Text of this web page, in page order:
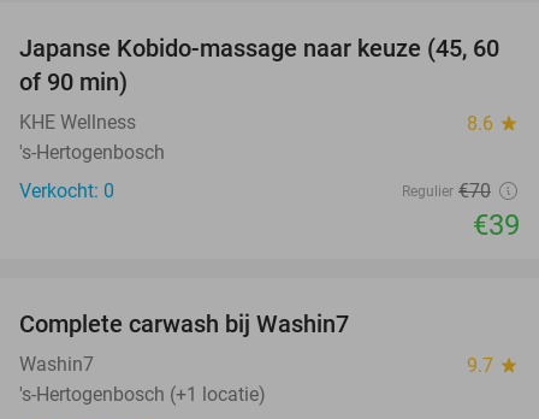
44%
TODAY
Japanse Kobido-massage naar keuze (45, 60
of 90 min)
KHE Wellness 8.6 star
's-Hertogenbosch
Verkocht: 0
Regulier €70
€39
Complete carwash bij Washin7
Washin7 9.7 star
's-Hertogenbosch (+1 locatie)